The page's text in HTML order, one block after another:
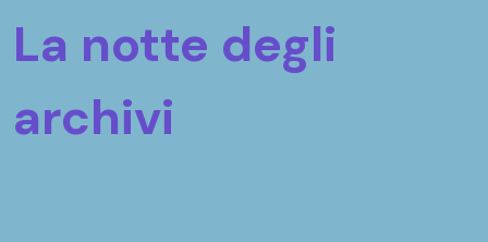
la notte degli
archivi